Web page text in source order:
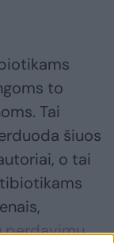
to
Tai
šiuos
o tai
perdavimu,